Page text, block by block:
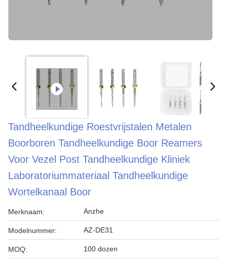
Tandheelkundige Roestvrijstalen Metalen
Boorboren Tandheelkundige Boor Reamers
Voor Vezel Post Tandheelkundige Kliniek
Laboratoriummateriaal Tandheelkundige
Wortelkanaal Boor
Merknaam: Anzhe
Modelnummer: AZ-DE31
MOQ: 100 dozen